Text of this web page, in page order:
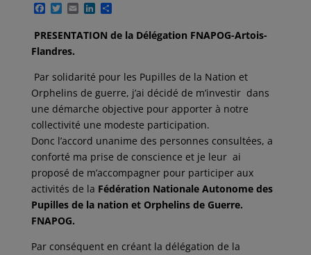
F
c
e
b
o
k
T
i
t
t
r
E
a
i
L
n
k
I
n
P
r
t
e
PRESENTATION de la Délégation FNAPOG-Artois-
Flandres.
Par solidarité pour les Pupilles de la Nation et
Orphelins de guerre, j’ai décidé de m’investir dans
une démarche objective pour apporter à notre
collectivité une modeste participation.
Donc l’accord unanime des personnes consultées, a
conforté ma prise de conscience et je leur ai
proposé de m’accompagner pour participer aux
activités de la Fédération Nationale Autonome des
Pupilles de la nation et Orphelins de Guerre.
FNAPOG.
Par conséquent en créant la délégation de la